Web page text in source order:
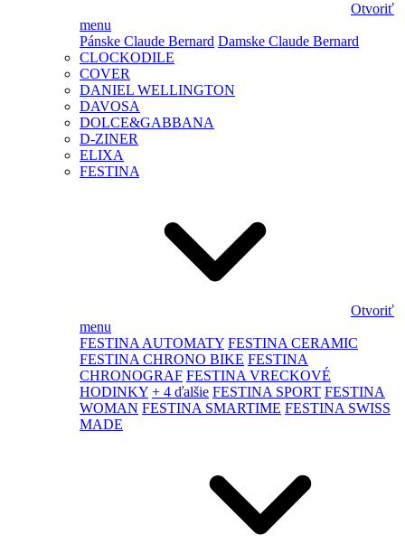
Otvoriť
menu
Pánske Claude Bernard Damske Claude Bernard
CLOCKODILE
COVER
DANIEL WELLINGTON
DAVOSA
DOLCE&GABBANA
D-ZINER
ELIXA
FESTINA
Otvoriť
menu
FESTINA AUTOMATY FESTINA CERAMIC
FESTINA CHRONO BIKE FESTINA
CHRONOGRAF FESTINA VRECKOVÉ
HODINKY + 4 ďalšie FESTINA SPORT FESTINA
WOMAN FESTINA SMARTIME FESTINA SWISS
MADE